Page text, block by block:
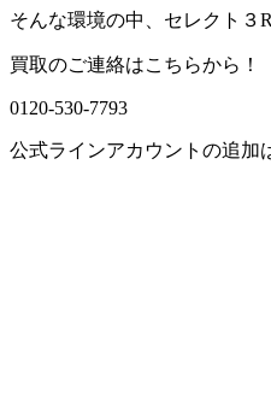
そんな環境の中、セレクト３
買取のご連絡はこちらから！
0120-530-7793
公式ラインアカウントの追加